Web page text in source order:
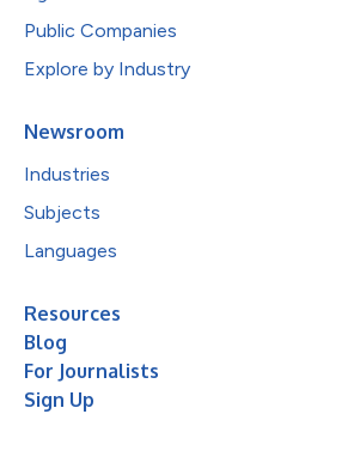
Public Companies
Explore by Industry
Newsroom
Industries
Subjects
Languages
Resources
Blog
For Journalists
Sign Up